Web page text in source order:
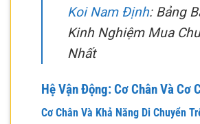
Koi Nam Định: Bảng
Kinh Nghiệm Mua
Nhất
Hệ Vận Động: Cơ Chân Và Cơ
Cơ Chân Và Khả Năng Di Chuyển